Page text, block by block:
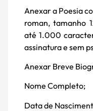
Anexar a Poesia
roman, tamanho
até 1.000
assinatura e sem
Anexar Breve
Nome Completo;
Data de